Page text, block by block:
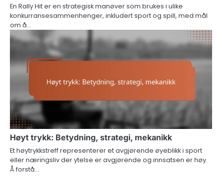
En Rally Hit er en strategisk manøver som brukes i ulike
konkurransesammenhenger, inkludert sport og spill, med mål
om å…
Høyt trykk: Betydning, strategi, mekanikk
Et høytrykkstreff representerer et avgjørende øyeblikk i sport
eller næringsliv der ytelse er avgjørende og innsatsen er høy.
Å forstå…